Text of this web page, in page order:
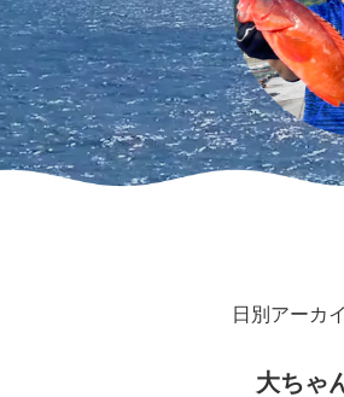
日別アーカ
大ちゃ